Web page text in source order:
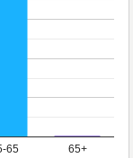
65 65+